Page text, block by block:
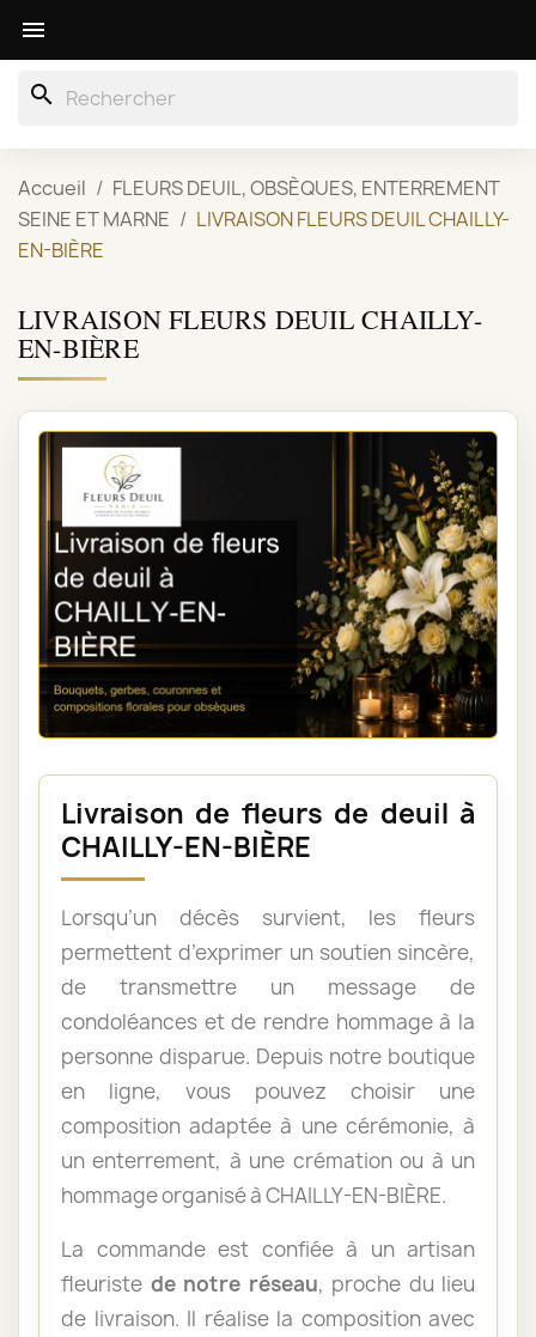

search
Accueil
FLEURS DEUIL, OBSÈQUES, ENTERREMENT
SEINE ET MARNE
LIVRAISON FLEURS DEUIL CHAILLY-
EN-BIÈRE
LIVRAISON FLEURS DEUIL CHAILLY-
EN-BIÈRE
Livraison de fleurs de deuil à
CHAILLY-EN-BIÈRE
Lorsqu’un décès survient, les fleurs
permettent d’exprimer un soutien sincère,
de transmettre un message de
condoléances et de rendre hommage à la
personne disparue. Depuis notre boutique
en ligne, vous pouvez choisir une
composition adaptée à une cérémonie, à
un enterrement, à une crémation ou à un
hommage organisé à CHAILLY-EN-BIÈRE.
La commande est confiée à un artisan
fleuriste de notre réseau, proche du lieu
de livraison. Il réalise la composition avec